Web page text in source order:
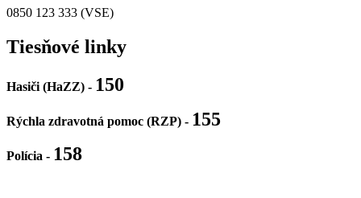
0850 123 333 (VSE)
Tiesňové linky
Hasiči (HaZZ) - 150
Rýchla zdravotná pomoc (RZP) - 155
Polícia - 158